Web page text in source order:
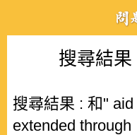
搜尋結果
搜尋結果 : 和" aid
extended through